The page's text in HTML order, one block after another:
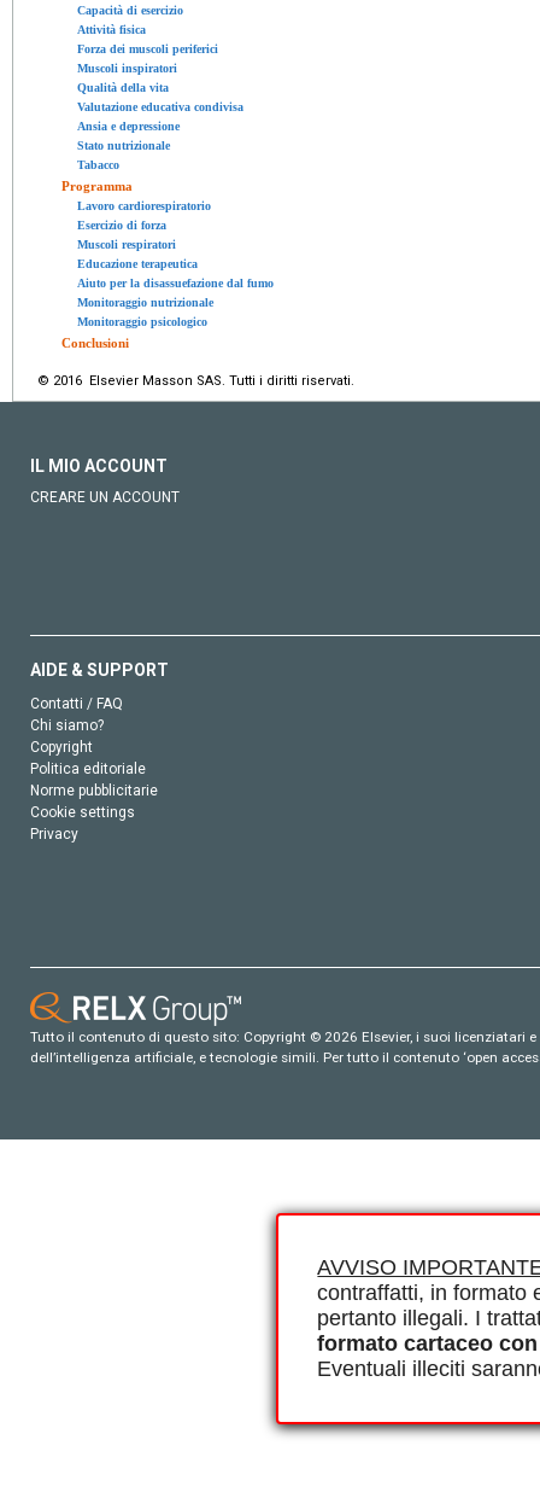
AVVISO
contraffatti, in formato
pertanto illegali. I
formato cartaceo
Eventuali illeciti
Capacità di esercizio
Attività fisica
Forza dei muscoli periferici
Muscoli inspiratori
Qualità della vita
Valutazione educativa condivisa
Ansia e depressione
Stato nutrizionale
Tabacco
Programma
Lavoro cardiorespiratorio
Esercizio di forza
Muscoli respiratori
Educazione terapeutica
Aiuto per la disassuefazione dal fumo
Monitoraggio nutrizionale
Monitoraggio psicologico
Conclusioni
© 2016 Elsevier Masson SAS. Tutti i diritti riservati.
IL MIO ACCOUNT
CREARE UN ACCOUNT
AIDE & SUPPORT
Contatti / FAQ
Chi siamo?
Copyright
Politica editoriale
Norme pubblicitarie
Cookie settings
Privacy
Tutto il contenuto di questo sito: Copyright © 2026 Elsevier, i suoi
dell’intelligenza artificiale, e tecnologie simili. Per tutto il contenuto ‘open